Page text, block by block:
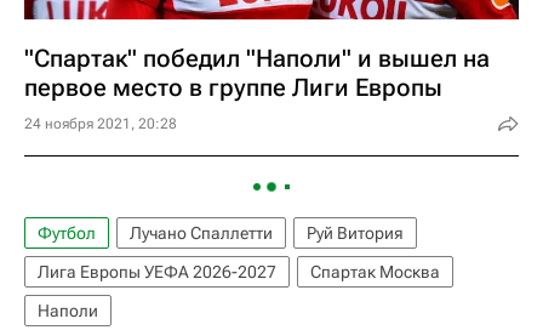
"Спартак" победил "Наполи" и вышел на
первое место в группе Лиги Европы
24 ноября 2021, 20:28
Футбол Лучано Спаллетти
Руй Витория
Лига Европы УЕФА 2026-2027
Спартак Москва
Наполи